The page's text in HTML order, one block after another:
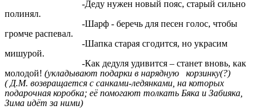
-Деду нужен новый пояс, старый сильно
полинял.
-Шарф - беречь для песен голос, чтобы
громче распевал.
-Шапка старая сгодится, но украсим
мишурой.
-Как дедуля удивится – станет вновь, как
молодой! (укладывают подарки в нарядную
корзинку(?)
( Д.М. возвращается с санками-ледянками, на которых
подарочная коробка; её помогают толкать Бяка и Забияка,
Зима идёт за ними)